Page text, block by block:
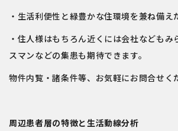
・生活利便性と緑豊かな住環境を兼ね備え
・住人様はもちろん近くには会社などもみ
スマンなどの集患も期待できます。
物件内覧・諸条件等、お気軽にお問合せく
周辺患者層の特徴と生活動線分析